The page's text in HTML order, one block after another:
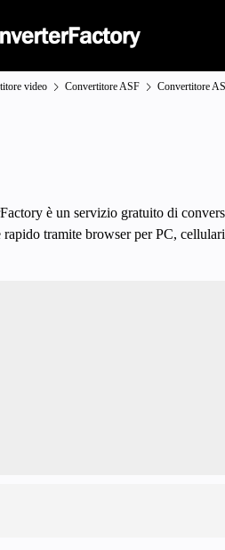
video Convertitore ASF Convertitore
è un servizio gratuito di
rapido tramite browser per PC,